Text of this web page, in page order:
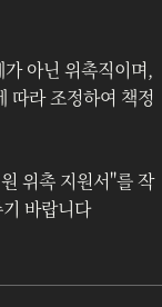
아닌 위촉직이며,
따라 조정하여 책정
위촉 지원서"를 작
바랍니다